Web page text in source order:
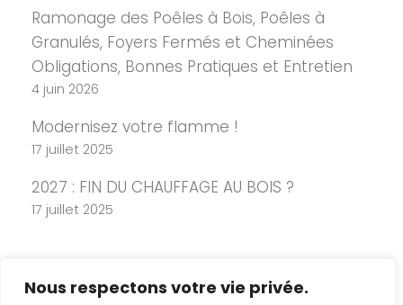
Nous respectons votre vie privée.
Ramonage des Poêles à Bois, Poêles à
Granulés, Foyers Fermés et Cheminées
Obligations, Bonnes Pratiques et Entretien
4 juin 2026
Modernisez votre flamme !
17 juillet 2025
2027 : FIN DU CHAUFFAGE AU BOIS ?
17 juillet 2025